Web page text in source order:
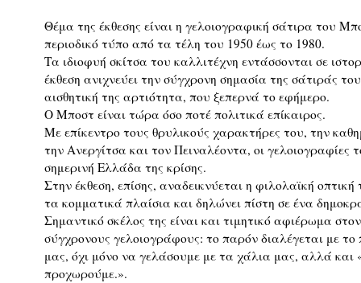
Θέμα της έκθεσης είναι η γελοιογραφική σάτιρα του
περιοδικό τύπο από τα τέλη του 1950 έως το 1980.
Τα ιδιοφυή σκίτσα του καλλιτέχνη εντάσσονται σε
έκθεση ανιχνεύει την σύγχρονη σημασία της σάτιράς
αισθητική της αρτιότητα, που ξεπερνά το εφήμερο.
Ο Μποστ είναι τώρα όσο ποτέ πολιτικά επίκαιρος.
Με επίκεντρο τους θρυλικούς χαρακτήρες του, την
την Ανεργίτσα και τον Πειναλέοντα, οι γελοιογραφίες
σημερινή Ελλάδα της κρίσης.
Στην έκθεση, επίσης, αναδεικνύεται η φιλολαϊκή
τα κομματικά πλαίσια και δηλώνει πίστη σε ένα
Σημαντικό σκέλος της είναι και τιμητικό αφιέρωμα
σύγχρονους γελοιογράφους: το παρόν διαλέγεται με
μας, όχι μόνο να γελάσουμε με τα χάλια μας, αλλά και
προχωρούμε.».